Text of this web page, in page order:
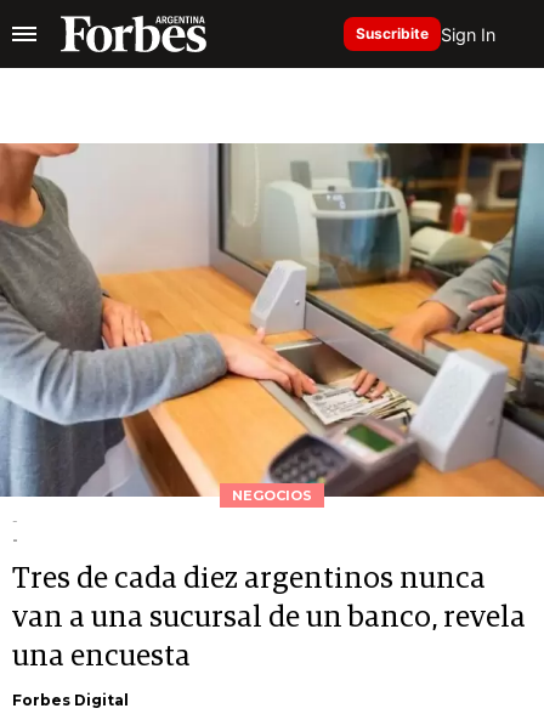
Suscribite Sign In
NEGOCIOS
-
-
Tres de cada diez argentinos nunca
van a una sucursal de un banco, revela
una encuesta
Forbes Digital